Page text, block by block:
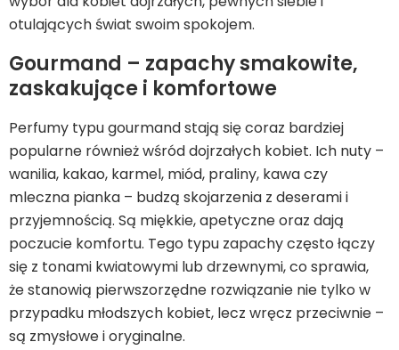
otulających świat swoim spokojem.
Gourmand – zapachy smakowite,
zaskakujące i komfortowe
Perfumy typu gourmand stają się coraz bardziej
popularne również wśród dojrzałych kobiet. Ich nuty –
wanilia, kakao, karmel, miód, praliny, kawa czy
mleczna pianka – budzą skojarzenia z deserami i
przyjemnością. Są miękkie, apetyczne oraz dają
poczucie komfortu. Tego typu zapachy często łączy
się z tonami kwiatowymi lub drzewnymi, co sprawia,
że stanowią pierwszorzędne rozwiązanie nie tylko w
przypadku młodszych kobiet, lecz wręcz przeciwnie –
są zmysłowe i oryginalne.